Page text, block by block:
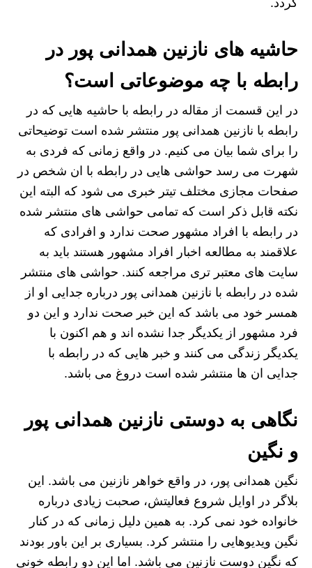
حاشیه های نازنین همدانی پور در
رابطه با چه موضوعاتی است؟
در این قسمت از مقاله در رابطه با حاشیه هایی که در
رابطه با نازنین همدانی پور منتشر شده است توضیحاتی
را برای شما بیان می کنیم. در واقع زمانی که فردی به
شهرت می رسد حواشی هایی در رابطه با ان شخص در
صفحات مجازی مختلف تیتر خبری می شود که البته این
نکته قابل ذکر است که تمامی حواشی های منتشر شده
در رابطه با افراد مشهور صحت ندارد و افرادی که
علاقمند به مطالعه اخبار افراد مشهور هستند باید به
سایت های معتبر تری مراجعه کنند. حواشی های منتشر
شده در رابطه با نازنین همدانی پور درباره جدایی او از
همسر خود می باشد که این خبر صحت ندارد و این دو
فرد مشهور از یکدیگر جدا نشده اند و هم اکنون با
یکدیگر زندگی می کنند و خبر هایی که در رابطه با
جدایی ان ها منتشر شده است دروغ می باشد.
نگاهی به دوستی نازنین همدانی پور
و نگین
نگین همدانی پور، در واقع خواهر نازنین می باشد. این
بلاگر در اوایل شروع فعالیتش، صحبت زیادی درباره
خانواده خود نمی کرد. به همین دلیل زمانی که در کنار
نگین ویدیوهایی را منتشر کرد. بسیاری بر این باور بودند
که نگین دوست نازنین می باشد. اما این دو رابطه خونی